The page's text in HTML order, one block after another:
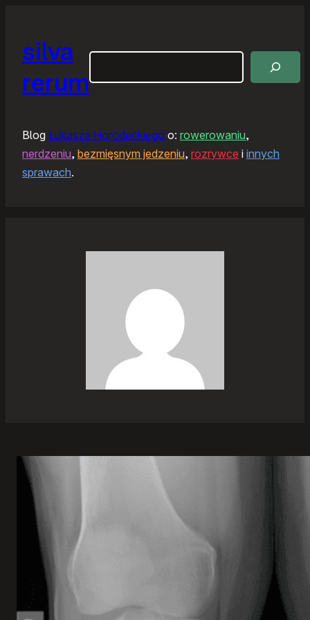
silva
rerum
Blog Łukasza Horodeckiego o: rowerowaniu,
nerdzeniu, bezmięsnym jedzeniu, rozrywce i innych
sprawach.